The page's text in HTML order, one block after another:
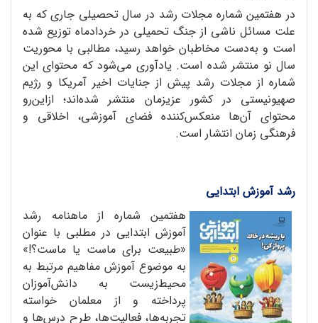
در هفتمین شماره مجلات رشد در سال تحصیلی جاری که به
علت مسائل ناشی از جنگ تحمیلی در خردادماه توزیع شده
است و به‌دست مخاطبان خواهد رسید، مطالبی با محوریت
سال نو منتشر شده است. یادآوری می‌شود که محتوای این
شماره‌ از مجلات رشد پیش از جنایات اخیر آمریکا و رژیم
صهیونیستی در کشور عزیزمان منتشر شده‌اند؛ ازاین‌رو
محتوای آن‌ها منعکس‌کننده فضای آموزشی، اخلاقی و
فرهنگی زمان انتشار است.
رشد آموزش ابتدایی
هفتمین شماره از ماهنامه رشد
آموزش ابتدایی در مطلبی با عنوان
«طبیعت برای ماست یا ماست؟!»
به موضوع آموزش مفاهیم مرتبط به
محیط‌زیست به دانش‌آموزان
پرداخته و از معلمان خواسته
تجربه‌ها، فعالیت‌ها، طرح درس‌ها و